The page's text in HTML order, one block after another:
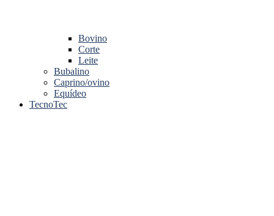
Bovino
Corte
Leite
Bubalino
Caprino/ovino
Equídeo
TecnoTec